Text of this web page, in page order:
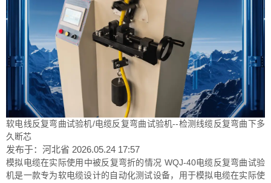
软电线反复弯曲试验机/电缆反复弯曲试验机--检测线缆反复弯曲下多
久断芯
发布于：河北省 2026.05.24 17:57
模拟电缆在实际使用中被反复弯折的情况 WQJ-40电缆反复弯曲试验
机是一款专为软电缆设计的自动化测试设备，用于模拟电缆在实际使